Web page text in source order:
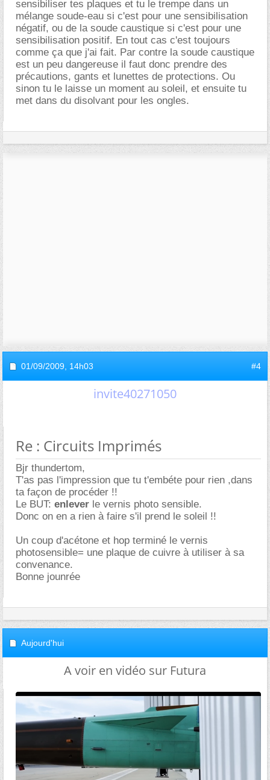
sensibiliser tes plaques et tu le trempe dans un
mélange soude-eau si c'est pour une sensibilisation
négatif, ou de la soude caustique si c'est pour une
sensibilisation positif. En tout cas c'est toujours
comme ça que j'ai fait. Par contre la soude caustique
est un peu dangereuse il faut donc prendre des
précautions, gants et lunettes de protections. Ou
sinon tu le laisse un moment au soleil, et ensuite tu
met dans du disolvant pour les ongles.
01/09/2009, 14h03 #4
invite40271050
Re : Circuits Imprimés
Bjr thundertom,
T'as pas l'impression que tu t'embéte pour rien ,dans
ta façon de procéder !!
Le BUT: enlever le vernis photo sensible.
Donc on en a rien à faire s'il prend le soleil !!
Un coup d'acétone et hop terminé le vernis
photosensible= une plaque de cuivre à utiliser à sa
convenance.
Bonne jounrée
Aujourd'hui
A voir en vidéo sur Futura